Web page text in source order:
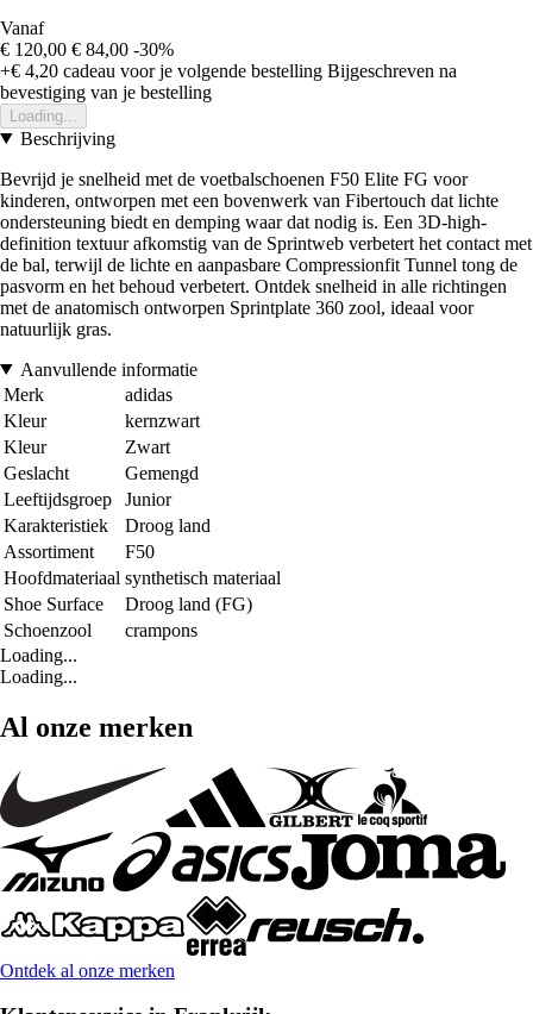
Vanaf
€ 120,00 € 84,00 -30%
+€ 4,20 cadeau voor je volgende bestelling Bijgeschreven na
bevestiging van je bestelling
Loading...
Beschrijving
Bevrijd je snelheid met de voetbalschoenen F50 Elite FG voor
kinderen, ontworpen met een bovenwerk van Fibertouch dat lichte
ondersteuning biedt en demping waar dat nodig is. Een 3D-high-
definition textuur afkomstig van de Sprintweb verbetert het contact met
de bal, terwijl de lichte en aanpasbare Compressionfit Tunnel tong de
pasvorm en het behoud verbetert. Ontdek snelheid in alle richtingen
met de anatomisch ontworpen Sprintplate 360 zool, ideaal voor
natuurlijk gras.
Aanvullende informatie
Merk
adidas
Kleur
kernzwart
Kleur
Zwart
Geslacht
Gemengd
Leeftijdsgroep
Junior
Karakteristiek
Droog land
Assortiment
F50
Hoofdmateriaal synthetisch materiaal
Shoe Surface
Droog land (FG)
Schoenzool
crampons
Loading...
Loading...
Al onze merken
Ontdek al onze merken